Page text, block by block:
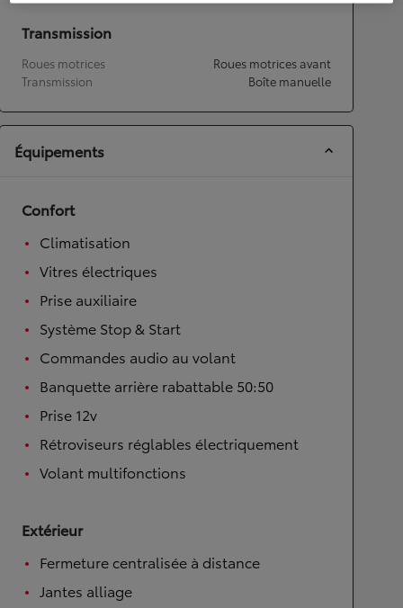
Transmission
Roues motrices
Roues motrices avant
Transmission
Boîte manuelle
Équipements
Confort
Climatisation
Vitres électriques
Prise auxiliaire
Système Stop & Start
Commandes audio au volant
Banquette arrière rabattable 50:50
Prise 12v
Rétroviseurs réglables électriquement
Volant multifonctions
Extérieur
Fermeture centralisée à distance
Jantes alliage